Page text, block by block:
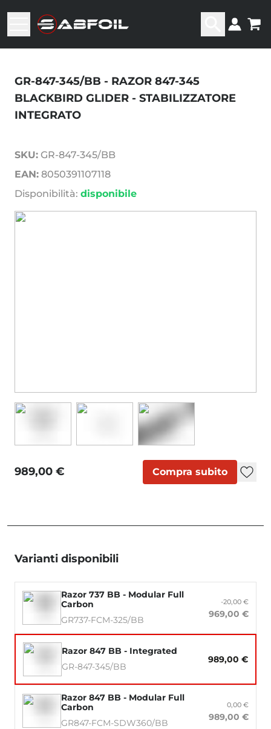
GR-847-345/BB - RAZOR 847-345
BLACKBIRD GLIDER - STABILIZZATORE
INTEGRATO
SKU: GR-847-345/BB
EAN: 8050391107118
Disponibilità: disponibile
989,00 € Compra subito
Varianti disponibili
Razor 737 BB - Modular Full
Carbon
GR737-FCM-325/BB
-20,00 €
969,00 €
Razor 847 BB - Integrated
GR-847-345/BB
989,00 €
Razor 847 BB - Modular Full
Carbon
GR847-FCM-SDW360/BB
0,00 €
989,00 €